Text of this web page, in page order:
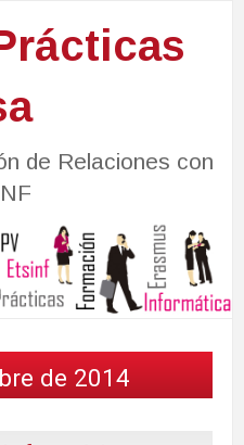
de Relaciones con
de 2014